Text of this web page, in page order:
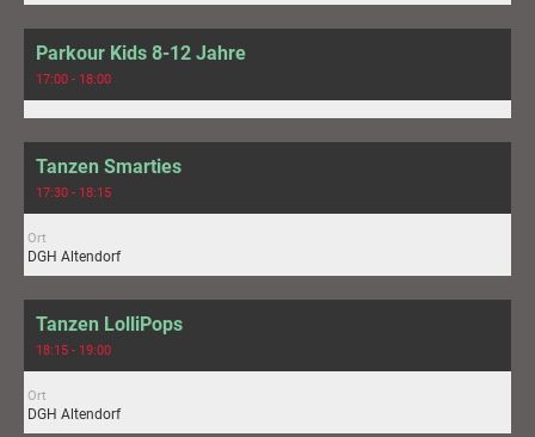
Parkour Kids 8-12 Jahre
17:00 - 18:00
Tanzen Smarties
17:30 - 18:15
Ort
DGH Altendorf
Tanzen LolliPops
18:15 - 19:00
Ort
DGH Altendorf